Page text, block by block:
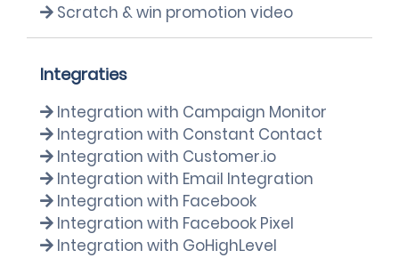
Scratch & win promotion video
Integraties
Integration with Campaign Monitor
Integration with Constant Contact
Integration with Customer.io
Integration with Email Integration
Integration with Facebook
Integration with Facebook Pixel
Integration with GoHighLevel